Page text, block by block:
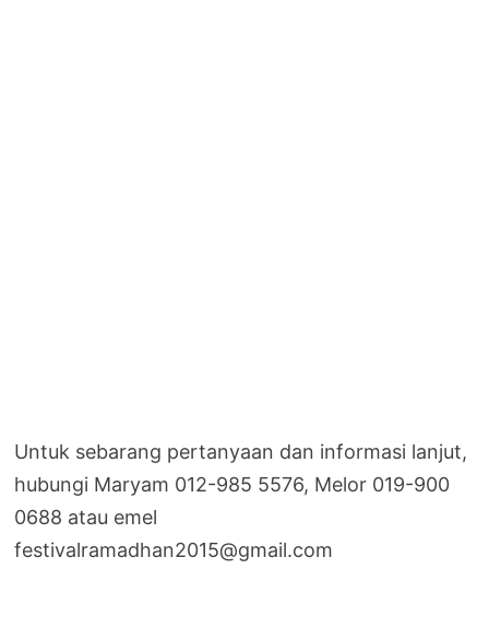
Untuk sebarang pertanyaan dan informasi lanjut,
hubungi Maryam 012-985 5576, Melor 019-900
0688 atau emel
festivalramadhan2015@gmail.com